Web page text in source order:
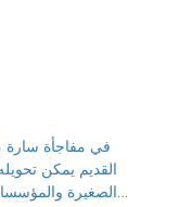
في مفاجأة سارة
الصغيرة